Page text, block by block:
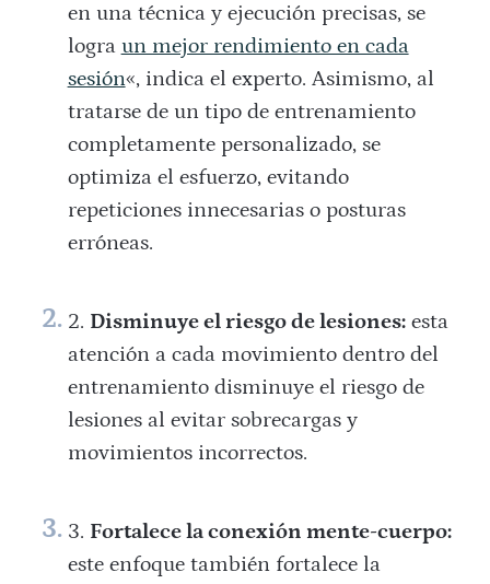
en una técnica y ejecución precisas, se
logra un mejor rendimiento en cada
sesión«, indica el experto. Asimismo, al
tratarse de un tipo de entrenamiento
completamente personalizado, se
optimiza el esfuerzo, evitando
repeticiones innecesarias o posturas
erróneas.
Disminuye el riesgo de lesiones:esta
atención a cada movimiento dentro del
entrenamiento disminuye el riesgo de
lesiones al evitar sobrecargas y
movimientos incorrectos.
Fortalece la conexión mente-cuerpo:
este enfoque también fortalece la